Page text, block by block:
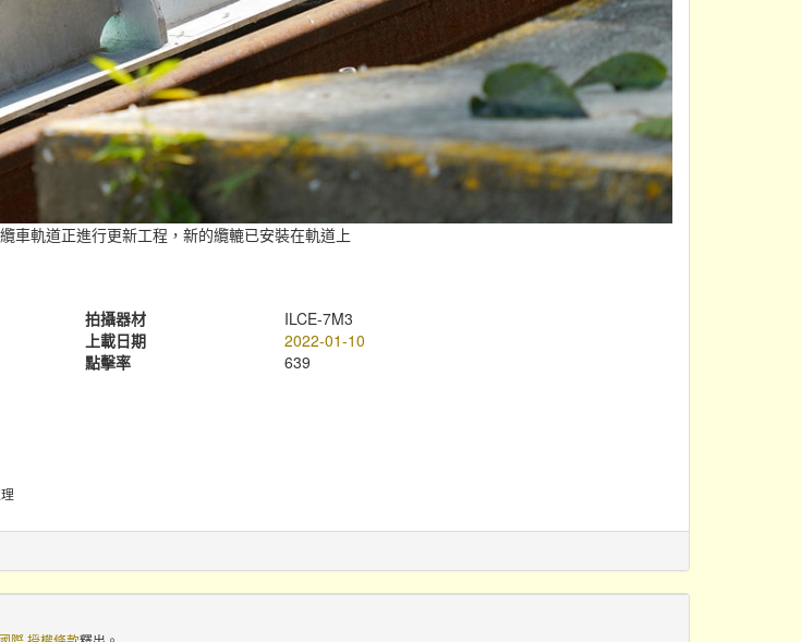
車軌道正進行更新工程，新的纜轆已安裝在軌道上
拍攝器材
ILCE-7M3
上載日期
2022-01-10
點擊率
639